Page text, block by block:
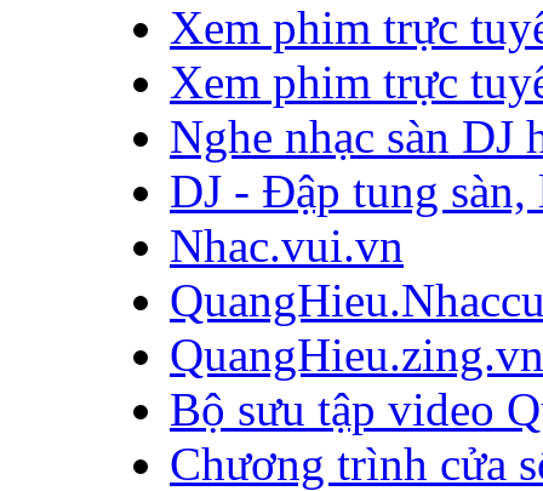
Xem phim trực
Xem phim trực
Nghe nhạc sàn DJ
DJ - Đập tung
Nhac.vui.vn
QuangHieu.zing.vn
Bộ sưu tập video
Chương trình cửa